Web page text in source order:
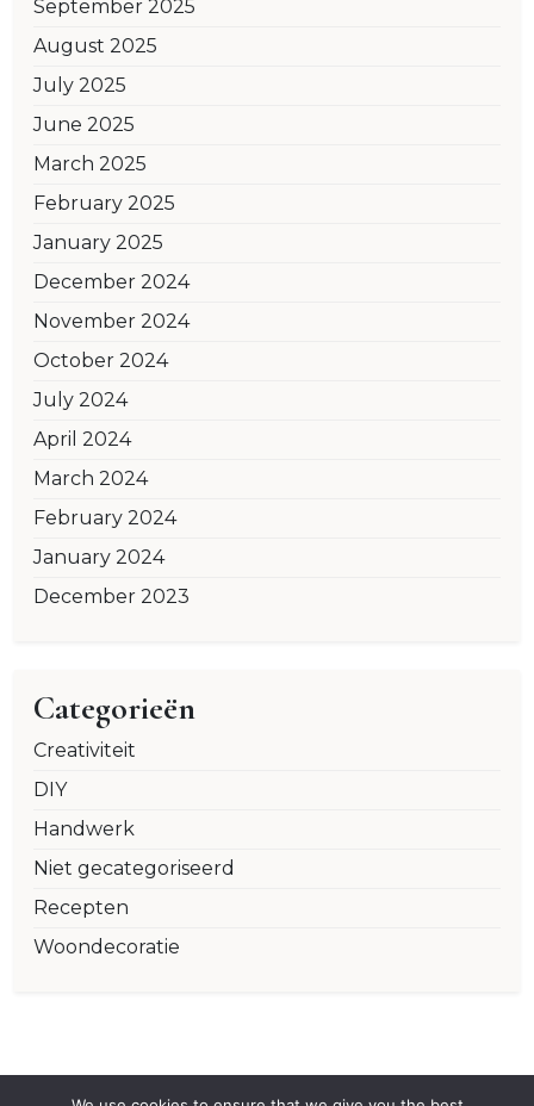
September 2025
August 2025
July 2025
June 2025
March 2025
February 2025
January 2025
December 2024
November 2024
October 2024
July 2024
April 2024
March 2024
February 2024
January 2024
December 2023
Categorieën
Creativiteit
DIY
Handwerk
Niet gecategoriseerd
Recepten
Woondecoratie